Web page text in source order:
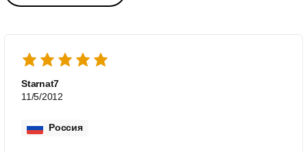
Starnat7
11/5/2012
Россия